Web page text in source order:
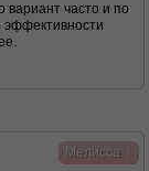
вариант часто и по
эффективности
Мелисса